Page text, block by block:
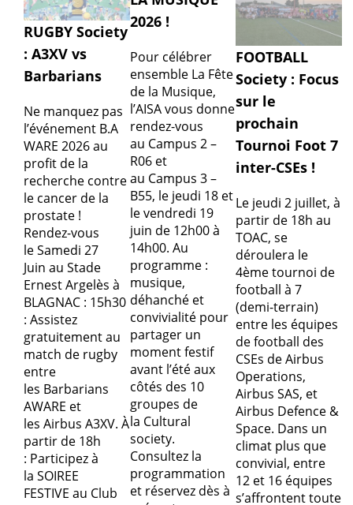
RUGBY Society
: A3XV vs
Barbarians
Ne manquez pas
l’événement B.A
WARE 2026 au
profit de la
recherche contre
le cancer de la
prostate !
Rendez-vous
le Samedi 27
Juin au Stade
Ernest Argelès à
BLAGNAC : 15h30
: Assistez
gratuitement au
match de rugby
entre
les Barbarians
AWARE et
les Airbus A3XV. À
partir de 18h
: Participez à
la SOIREE
FESTIVE au Club
2026 !
Pour célébrer
ensemble La Fête
de la Musique,
l’AISA vous donne
rendez-vous
au Campus 2 –
R06 et
au Campus 3 –
B55, le jeudi 18 et
le vendredi 19
juin de 12h00 à
14h00. Au
programme :
musique,
déhanché et
convivialité pour
partager un
moment festif
avant l’été aux
côtés des 10
groupes de
la Cultural
society.
Consultez la
programmation
et réservez dès à
FOOTBALL
Society : Focus
sur le
prochain
Tournoi Foot 7
inter-CSEs !
Le jeudi 2 juillet, à
partir de 18h au
TOAC, se
déroulera le
4ème tournoi de
football à 7
(demi-terrain)
entre les équipes
de football des
CSEs de Airbus
Operations,
Airbus SAS, et
Airbus Defence &
Space. Dans un
climat plus que
convivial, entre
12 et 16 équipes
s’affrontent toute